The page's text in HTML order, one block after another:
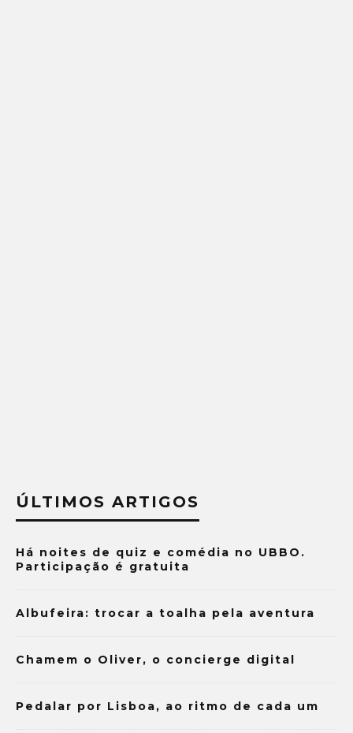
ÚLTIMOS ARTIGOS
Há noites de quiz e comédia no UBBO.
Participação é gratuita
Albufeira: trocar a toalha pela aventura
Chamem o Oliver, o concierge digital
Pedalar por Lisboa, ao ritmo de cada um